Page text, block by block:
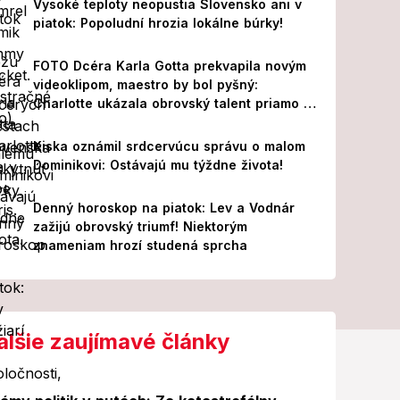
Vysoké teploty neopustia Slovensko ani v
piatok: Popoludní hrozia lokálne búrky!
FOTO Dcéra Karla Gotta prekvapila novým
videoklipom, maestro by bol pyšný:
Charlotte ukázala obrovský talent priamo v
Paríži!
Kiska oznámil srdcervúcu správu o malom
Dominikovi: Ostávajú mu týždne života!
Denný horoskop na piatok: Lev a Vodnár
zažijú obrovský triumf! Niektorým
znameniam hrozí studená sprcha
zaujímavé články